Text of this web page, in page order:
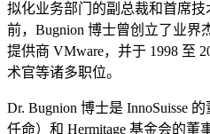
拟化业务部门的副总裁和首席技
前，Bugnion 博士曾创立了业界
提供商 VMware，并于 1998 至
术官等诸多职位。
Dr. Bugnion 博士是 InnoSuisse
任命）和 Hermitage 基金会的